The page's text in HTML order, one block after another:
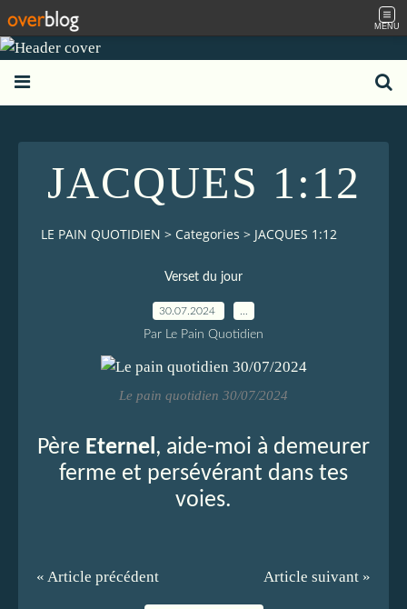
MENU
JACQUES 1:12
LE PAIN QUOTIDIEN > Categories > JACQUES 1:12
Verset du jour
30.07.2024
Par Le Pain Quotidien
Le pain quotidien 30/07/2024
Père Eternel, aide-moi à demeurer
ferme et persévérant dans tes
voies.
« Article précédent Article suivant »